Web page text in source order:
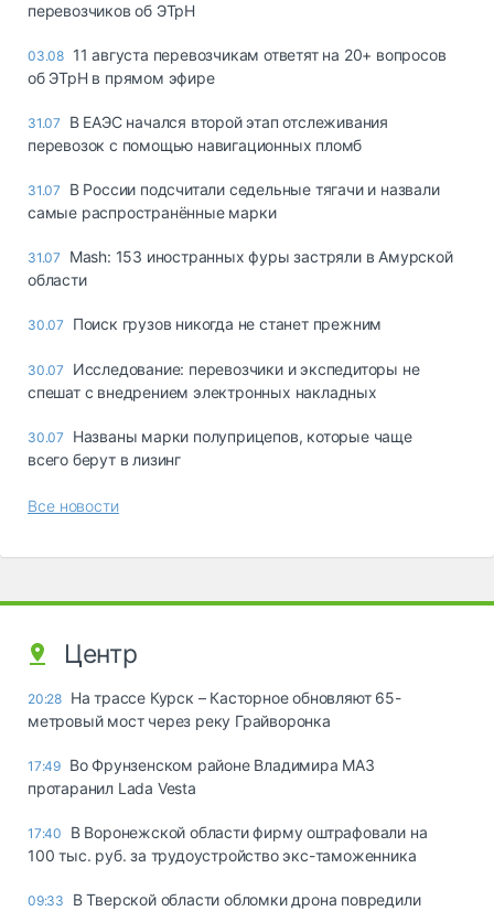
перевозчиков об ЭТрН
03.08 11 августа перевозчикам ответят на 20+ вопросов
об ЭТрН в прямом эфире
31.07
В ЕАЭС начался второй этап отслеживания
перевозок с помощью навигационных пломб
31.07
В России подсчитали седельные тягачи и назвали
самые распространённые марки
31.07
Mash: 153 иностранных фуры застряли в Амурской
области
30.07 Поиск грузов никогда не станет прежним
30.07
Исследование: перевозчики и экспедиторы не
спешат с внедрением электронных накладных
30.07
Названы марки полуприцепов, которые чаще
всего берут в лизинг
Все новости
Центр
20:28 На трассе Курск – Касторное обновляют 65-
метровый мост через реку Грайворонка
17:49 Во Фрунзенском районе Владимира МАЗ
протаранил Lada Vesta
17:40
В Воронежской области фирму оштрафовали на
100 тыс. руб. за трудоустройство экс-таможенника
09:33
В Тверской области обломки дрона повредили